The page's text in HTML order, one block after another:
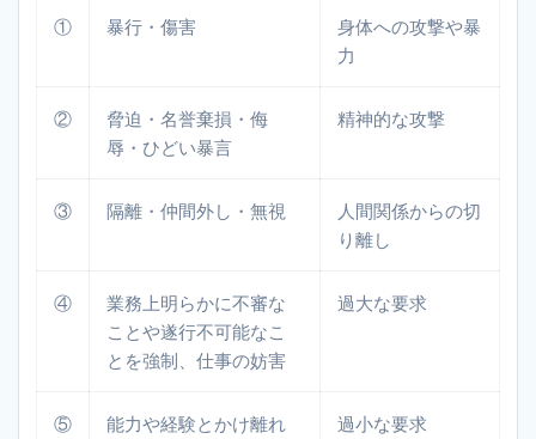
① 暴行・傷害
身体への攻撃や暴
力
②
脅迫・名誉棄損・侮
辱・ひどい暴言
精神的な攻撃
③ 隔離・仲間外し・無視
人間関係からの切
り離し
④
業務上明らかに不審な
ことや遂行不可能なこ
とを強制、仕事の妨害
過大な要求
⑤
能力や経験とかけ離れ
過小な要求